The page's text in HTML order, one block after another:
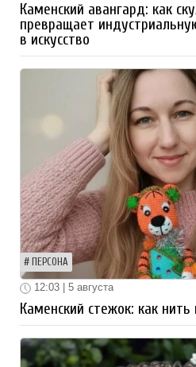
Каменский авангард: как
превращает
в искусство
ПЕРСОНА
12:03 | 5 августа
Каменский стежок: как